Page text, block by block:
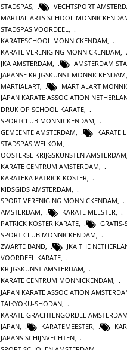
STADSPAS
VECHTSPORT
MARTIAL ARTS SCHOOL
STADSPAS VOORDEEL,
KARATESCHOOL MONNICKENDAM,
KARATE VERENIGING MONNICKENDAM,
JKA AMSTERDAM, AMSTERDAM
JAPANSE KRIJGSKUNST MONNICKENDAM,
MARTIALART, MARTIALART
JAPAN KARATE ASSOCIATION
DRUK OP SCHOOL KARATE
SPORTCLUB MONNICKENDAM
GEMEENTE AMSTERDAM
KARATE
STADSPAS WELKOM
OOSTERSE KRIJGSKUNSTEN AMSTERDAM
KARATE CENTRUM AMSTERDAM
KARATEKA PATRICK KOSTER
KIDSGIDS AMSTERDAM
SPORT VERENIGING MONNICKENDAM,
AMSTERDAM, KARATE MEESTER,
PATRICK KOSTER KARATE, GRATIS-
SPORT CLUB MONNICKENDAM,
ZWARTE BAND, JKA THE
VOORDEEL KARATE,
KRIJGSKUNST AMSTERDAM,
KARATE CENTRUM MONNICKENDAM,
JAPAN KARATE ASSOCIATION
TAIKYOKU-SHODAN
KARATE GRACHTENGORDEL AMSTERDAM
JAPAN
KARATEMEESTER
JAPANS SCHIJNVECHTEN